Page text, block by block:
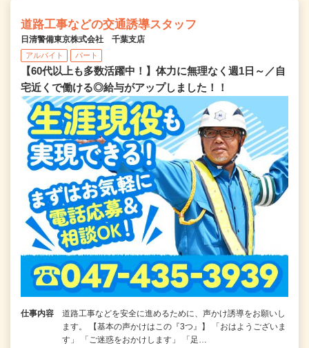
道路工事などの交通誘導スタッフ
日清警備東京株式会社 千葉支店
アルバイト パート
【60代以上も多数活躍中！】体力に無理なく週1日～／自
宅近くで働ける◎給与がアップしました！！
仕事内容
道路工事などを安全に進めるために、声かけ誘導をお願いし
ます。 【基本の声かけはこの『3つ』】 「おはようございま
す」 「ご迷惑をおかけします」 「足…